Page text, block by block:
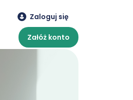
Zaloguj się
Załóż konto